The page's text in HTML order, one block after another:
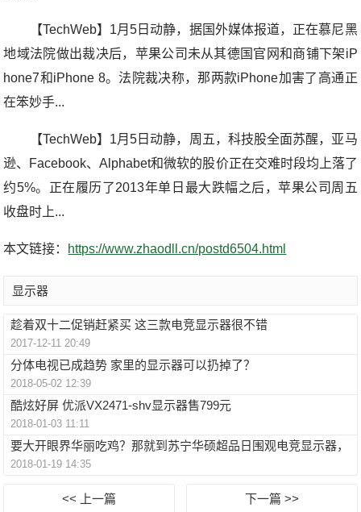
【TechWeb】1月5日动静，据国外媒体报道，正在慕尼黑
地域法院做出裁决后，苹果公司未从其德国官网和商铺下架iP
hone7和iPhone 8。法院裁决称，那两款iPhone加害了高通正
在笨妙手...
【TechWeb】1月5日动静，周五，科技股全面苏醒，亚马
逊、Facebook、Alphabet和微软的股价正在交难时段均上落了
约5%。正在履历了2013年单日最大跌幅之后，苹果公司周五
收盘时上...
本文链接： https://www.zhaodll.cn/postd6504.html
显示器
趁着双十二促销赶紧买 这三款电竞显示器很不错
2017-12-11 20:49
分体电视已成趋势 家里的显示器可以扔掉了？
2018-05-02 12:39
酷炫好屏 优派VX2471-shv显示器售799元
2018-01-03 11:11
要大开眼界华丽吃鸡？那就到苏宁华硕超品日围观电竞显示器，
2018-01-19 14:35
<< 上一篇 下一篇 >>